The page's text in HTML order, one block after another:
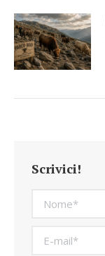
Scrivici!